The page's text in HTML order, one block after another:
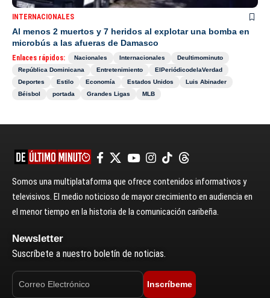
INTERNACIONALES
Al menos 2 muertos y 7 heridos al explotar una bomba en
microbús a las afueras de Damasco
Enlaces rápidos: Nacionales Internacionales
Deultimominuto
República Dominicana
Entretenimiento
ElPeriódicodelaVerdad
Deportes
Estilo Economía Estados Unidos
Luis Abinader
Béisbol
portada Grandes Ligas MLB
Somos una multiplataforma que ofrece contenidos informativos y
televisivos. El medio noticioso de mayor crecimiento en audiencia en
el menor tiempo en la historia de la comunicación caribeña.
Newsletter
Suscríbete a nuestro boletín de noticias.
Inscríbeme